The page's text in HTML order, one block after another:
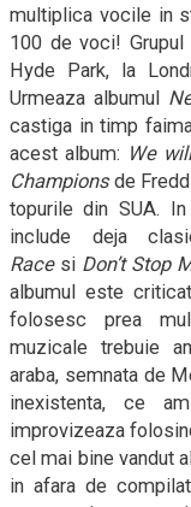
multiplica vocile in
100 de voci!
Hyde Park, la
Urmeaza albumul
castiga in timp
acest album: We
Championsde
topurile din SUA.
include deja
Racesi Don’t Stop
albumul este
folosesc prea
muzicale trebuie
araba, semnata de
inexistenta, ce
improvizeaza
cel mai bine vandut
in afara de